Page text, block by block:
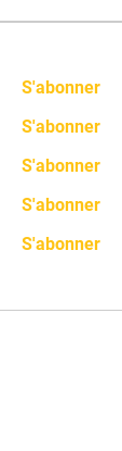
S'abonner
S'abonner
S'abonner
S'abonner
S'abonner